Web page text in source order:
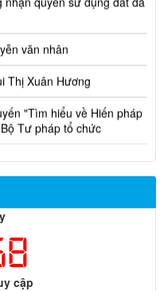
văn nhân
Xuân Hương
"Tìm hiểu về Hiến pháp
Tư pháp tổ chức
cập